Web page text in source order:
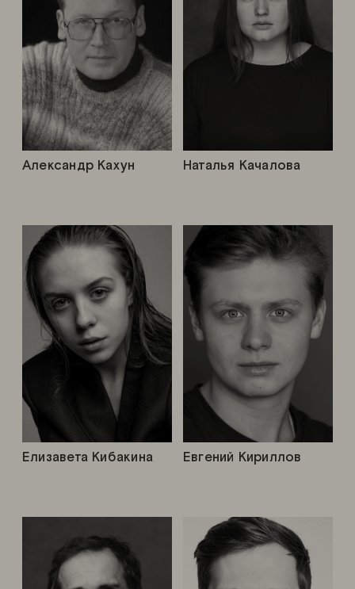
Александр Кахун
Елизавета Кибакина Евгений Кириллов
Наталья Качалова